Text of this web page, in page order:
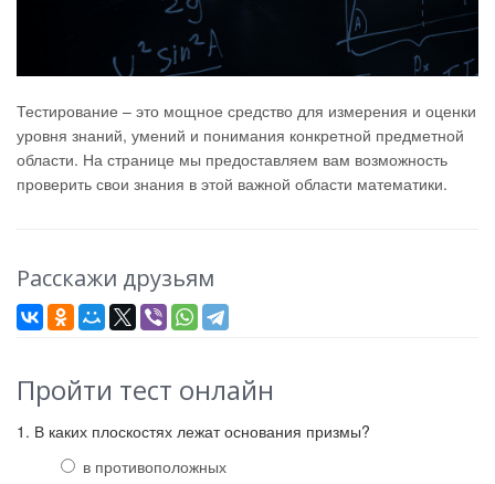
Тестирование – это мощное средство для измерения и оценки
уровня знаний, умений и понимания конкретной предметной
области. На странице мы предоставляем вам возможность
проверить свои знания в этой важной области математики.
Расскажи друзьям
Пройти тест онлайн
1. В каких плоскостях лежат основания призмы?
в противоположных